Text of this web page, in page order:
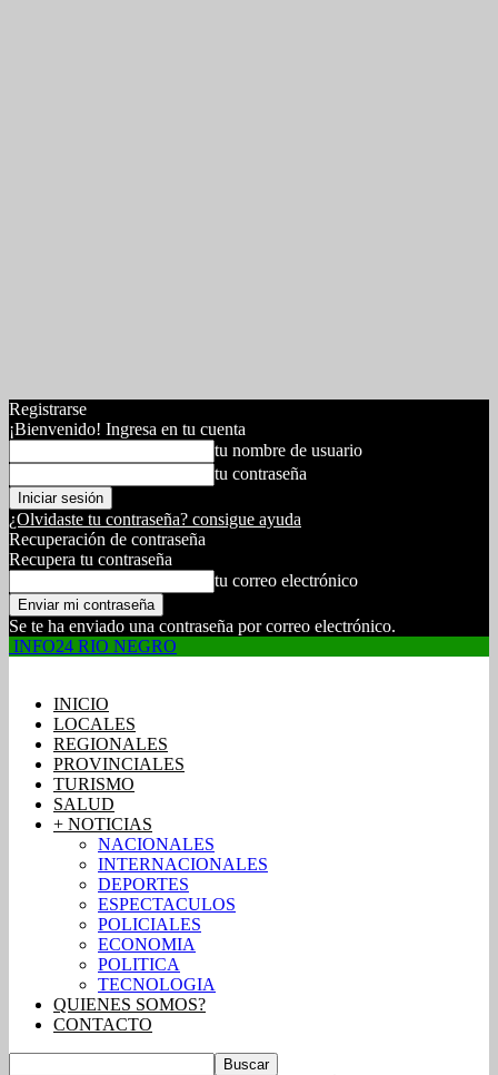
Registrarse
¡Bienvenido! Ingresa en tu cuenta
tu nombre de usuario
tu contraseña
¿Olvidaste tu contraseña? consigue ayuda
Recuperación de contraseña
Recupera tu contraseña
tu correo electrónico
Se te ha enviado una contraseña por correo electrónico.
INFO24 RIO NEGRO
INICIO
LOCALES
REGIONALES
PROVINCIALES
TURISMO
SALUD
+ NOTICIAS
NACIONALES
INTERNACIONALES
DEPORTES
ESPECTACULOS
POLICIALES
ECONOMIA
POLITICA
TECNOLOGIA
QUIENES SOMOS?
CONTACTO